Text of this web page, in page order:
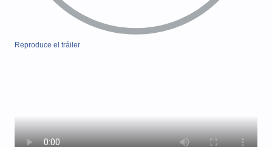
Reproduce el tráiler